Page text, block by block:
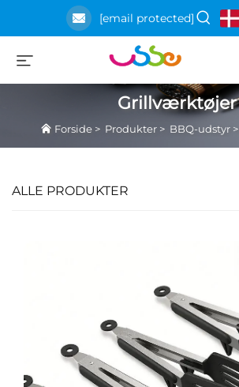
[email protected]
Grillværktøjer
Forside> Produkter> BBQ-udstyr>
ALLE PRODUKTER